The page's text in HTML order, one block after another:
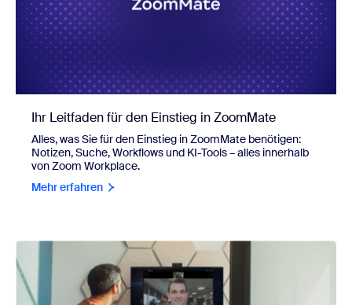
Ihr Leitfaden für den Einstieg in ZoomMate
Alles, was Sie für den Einstieg in ZoomMate benötigen:
Notizen, Suche, Workflows und KI-Tools – alles innerhalb
von Zoom Workplace.
Mehr erfahren